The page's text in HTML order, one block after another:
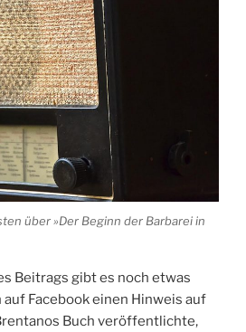
über »Der Beginn der Barbarei in
Beitrags gibt es noch etwas
Facebook einen Hinweis auf
Buch veröffentlichte,